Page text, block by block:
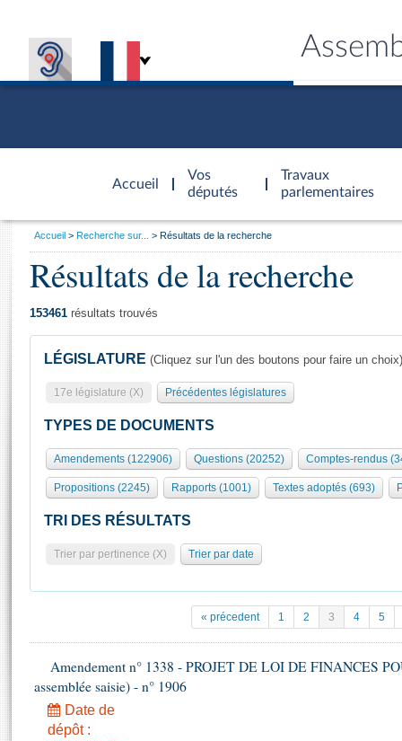
Accueil
d'accueil
Vos
députés
Travaux
parlementaires
Présidence
577 députés
Groupes politiques
Séance publique
Commissions et autres organes
Europe et International
Pétitions
Projets de loi
Propositions de loi
Amendements
Textes adoptés
Général
Rôle et pouvoirs de l'Assemblée
Organisation de l'Assemblée
Présidence Conférence des Présidents Bureau Collège des
Statistiques et chiffres clés
Documents de référence
( Constitution | Règlement de l'Assemblée ... )
Juniors
Visiter l'Assemblée
Visite virtuelle du palais Bourbon
Assister à une séance
Contacts et plan d'accès
Photos libres de droit
Vous
Accueil Recherche sur... Résultats de la recherche
Résultats de la recherche
153461 résultats trouvés
LÉGISLATURE (Cliquez sur l'un des boutons pour faire un choix)
17e législature (X) Précédentes législatures
TYPES DE DOCUMENTS
Amendements (122906) Questions (20252) Comptes-rendus
Propositions (2245) Rapports (1001) Textes adoptés (693)
TRI DES RÉSULTATS
Trier par pertinence (X) Trier par date
« précedent 1 2 3 4 5
Amendement n° 1338 - PROJET DE LOI DE FINANCES
assemblée saisie) - n° 1906
Date de
dépôt :